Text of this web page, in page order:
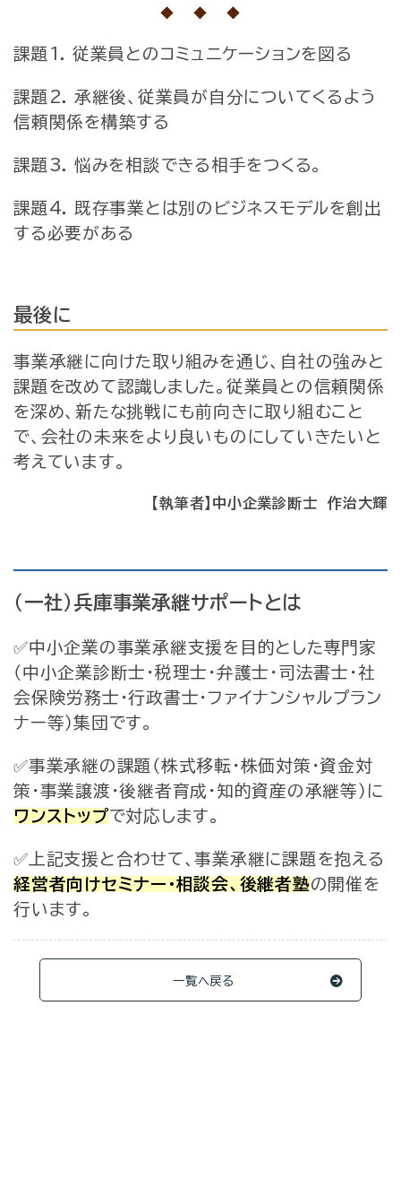
◆ ◆ ◆
課題1. 従業員とのコミュニケーションを図る
課題2. 承継後、従業員が自分についてくるよう
信頼関係を構築する
課題3. 悩みを相談できる相手をつくる。
課題4. 既存事業とは別のビジネスモデルを創出
する必要がある
最後に
事業承継に向けた取り組みを通じ、自社の強みと
課題を改めて認識しました。従業員との信頼関係
を深め、新たな挑戦にも前向きに取り組むこと
で、会社の未来をより良いものにしていきたいと
考えています。
【執筆者】中小企業診断士 作治大輝
（一社）兵庫事業承継サポートとは
✅中小企業の事業承継支援を目的とした専門家
（中小企業診断士・税理士・弁護士・司法書士・社
会保険労務士・行政書士・ファイナンシャルプラン
ナー等）集団です。
✅事業承継の課題（株式移転・株価対策・資金対
策・事業譲渡・後継者育成・知的資産の承継等）に
ワンストップで対応します。
✅上記支援と合わせて、事業承継に課題を抱える
経営者向けセミナー・相談会、後継者塾の開催を
行います。
一覧へ戻る